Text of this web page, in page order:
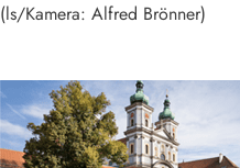
(ls/Kamera: Alfred Brönner)